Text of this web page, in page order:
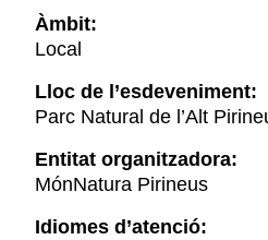
Àmbit:
Local
Lloc de l’esdeveniment:
Parc Natural de l’Alt
Entitat organitzadora:
MónNatura Pirineus
Idiomes d’atenció: